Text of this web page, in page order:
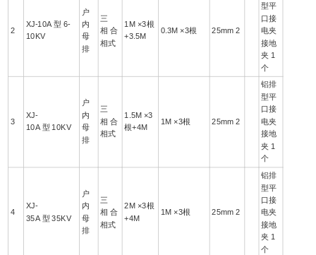
2
XJ-10A 型 6-
10KV
户
内
母
排
三
相 合
相式
1M ×3根
+3.5M
0.3M ×3根 25mm 2
型平
口接
电夹
接地
夹 1
个
3
XJ-
10A 型 10KV
户
内
母
排
三
相 合
相式
1.5M ×3
根+4M
1M ×3根 25mm 2
铝排
型平
口接
电夹
接地
夹 1
个
4
XJ-
35A 型 35KV
户
内
母
排
三
相 合
相式
2M ×3根
+4M
1M ×3根 25mm 2
铝排
型平
口接
电夹
接地
夹 1
个